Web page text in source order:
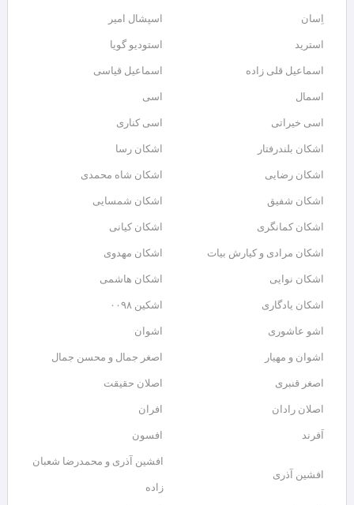
اِسان اسپشال امیر
استرید استودیو گویا
اسماعیل قلی زاده اسماعیل قیاسی
اسمال اسی
اسی خیراتی اسی کناری
اشکان بلندرفتار اشکان رسا
اشکان رضایی اشکان شاه محمدی
اشکان شفیق اشکان شمسایی
اشکان‌ کمانگری اشکان کیانی
اشکان مرادی و کیارش بیات اشکان مهدوی
اشکان نوایی اشکان هاشمی
اشکان یادگاری اشکین ۰۰۹۸
اشو عاشوری اشوان
اشوان و مهیار اصغر جمال و محسن جمال
اصغر قنبری اصلان حقیقت
اصلان رادان افران
اَفرند افسون
افشین آذری
افشین آذری و محمدرضا شعبان
زاده